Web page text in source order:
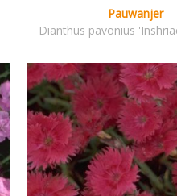
Pauwanjer
Dianthus pavonius